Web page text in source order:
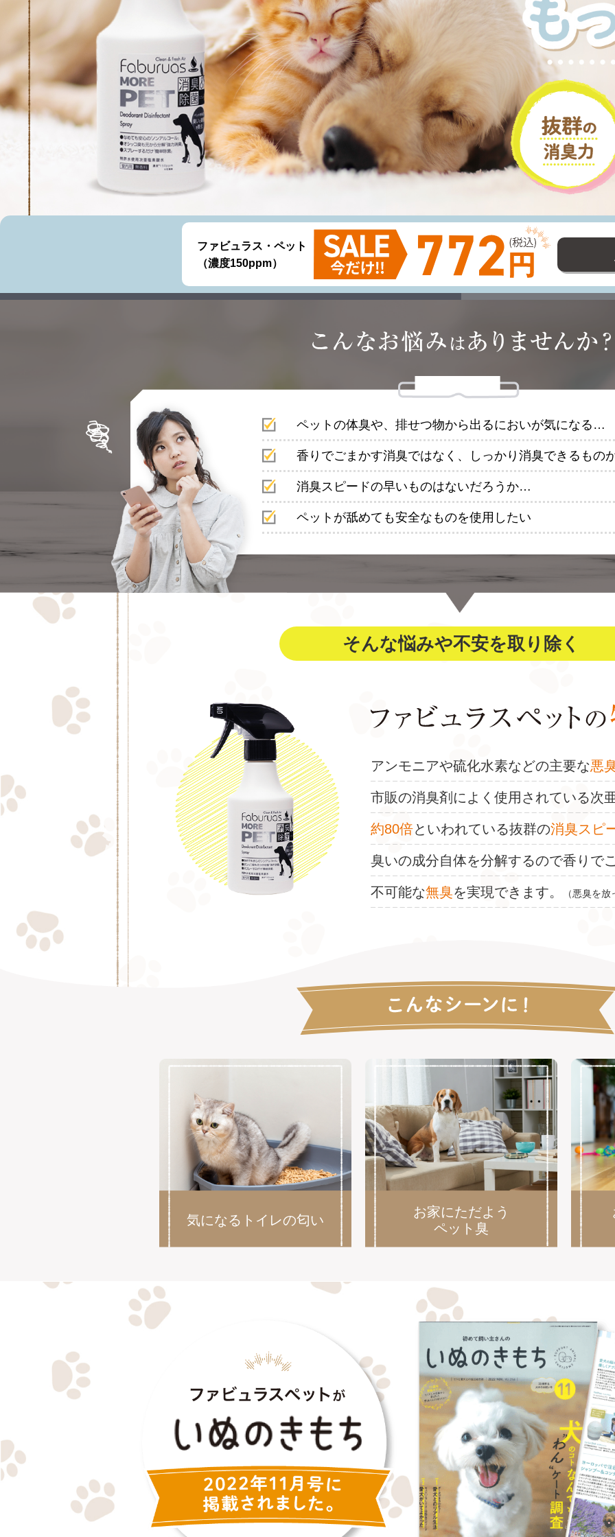
ファビュラス・ペット
（濃度150ppm）
ペットの体臭や、排せつ物から出るにおいが気になる…
香りでごまかす消臭ではなく、しっかり消臭できるもの
消臭スピードの早いものはないだろうか…
ペットが舐めても安全なものを使用したい
そんな悩みや不安を取り除く
アンモニアや硫化水素などの主要な悪
市販の消臭剤によく使用されている次
約80倍といわれている抜群の消臭スピ
臭いの成分自体を分解するので香りで
不可能な無臭を実現できます。 （悪臭を
気になるトイレの匂い
お家にただよう
ペット臭